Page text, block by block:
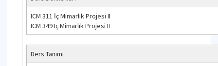
ICM 311 İç Mimarlık Projesi II
ICM 349 Iç Mimarlık Projesi II
Ders Tanımı